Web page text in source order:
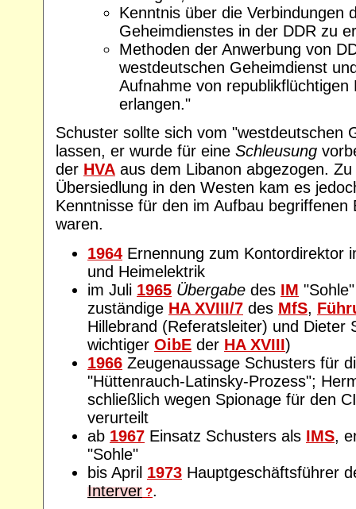
Kenntnis über die Verbindungen
Geheimdienstes in der DDR zu
Methoden der Anwerbung von
westdeutschen Geheimdienst
Aufnahme von
erlangen."
Schuster sollte sich vom "westdeutschen
lassen, er wurde für eine Schleusung
der HVA aus dem Libanon abgezogen.
Übersiedlung in den Westen kam es
Kenntnisse für den im Aufbau
waren.
1964 Ernennung zum Kontordirektor
und Heimelektrik
im Juli 1965 Übergabe des IM
zuständige HA XVIII/7 des MfS,
Hillebrand (Referatsleiter) und Dieter
wichtiger OibE der HA XVIII)
1966 Zeugenaussage Schusters für
"Hüttenrauch-Latinsky-Prozess";
schließlich wegen Spionage für den
verurteilt
ab 1967 Einsatz Schusters als IMS,
"Sohle"
bis April 1973 Hauptgeschäftsführer
Interver ?.